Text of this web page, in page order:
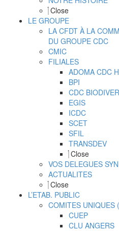
Close
LE GROUPE
LA CFDT À LA
DU GROUPE CDC
CMIC
FILIALES
ADOMA CDC
BPI
CDC
EGIS
ICDC
SCET
SFIL
TRANSDEV
Close
VOS DELEGUES
ACTUALITES
Close
L’ETAB. PUBLIC
COMITES UNIQUES
CUEP
CLU ANGERS